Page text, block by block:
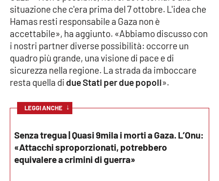
SPECIALI
Buona Sanità Calabria
LA
CALABRIAVISIONE
Destinazioni
Eventi
Food
Storie
situazione che c'era prima del 7 ottobre. L'idea che
Hamas resti responsabile a Gaza non è
accettabile», ha aggiunto. «Abbiamo discusso con
i nostri partner diverse possibilità: occorre un
quadro più grande, una visione di pace e di
sicurezza nella regione. La strada da imboccare
resta quella di due Stati per due popoli».
LEGGI ANCHE ↓
Senza tregua | Quasi 9mila i morti a Gaza. L’Onu:
«Attacchi sproporzionati, potrebbero
equivalere a crimini di guerra»